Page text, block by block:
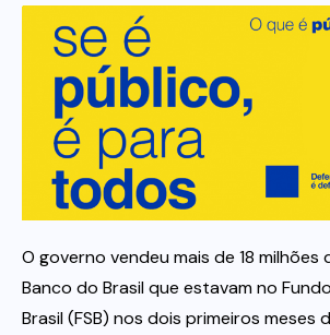
Banco do Brasil
BMB
Itau
Financeiras e Cooperativas
Folha d@s Bancári@s
Galerias de Fotos
Videos
Webmail
O governo vendeu mais de 18 milhões
Banco do Brasil que estavam no
Brasil (FSB) nos dois primeiros meses